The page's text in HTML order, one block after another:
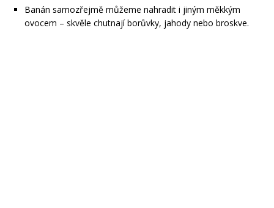
Banán samozřejmě můžeme nahradit i jiným měkkým
ovocem – skvěle chutnají borůvky, jahody nebo broskve.